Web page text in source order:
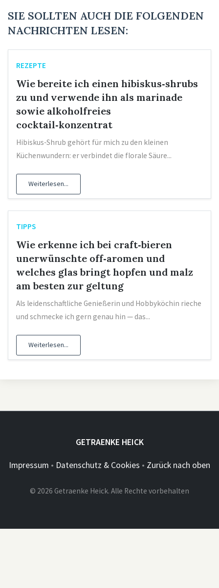
SIE SOLLTEN AUCH DIE FOLGENDEN
NACHRICHTEN LESEN:
REZEPTE
Wie bereite ich einen hibiskus‑shrubs
zu und verwende ihn als marinade
sowie alkoholfreies
cocktail‑konzentrat
Hibiskus‑Shrub gehört für mich zu den kleinen
Küchenwundern: er verbindet die florale Säure...
Weiterlesen...
TIPPS
Wie erkenne ich bei craft‑bieren
unerwünschte off‑aromen und
welches glas bringt hopfen und malz
am besten zur geltung
Als leidenschaftliche Genießerin und Hobbyköchin rieche
und schmecke ich gern genau hin — das...
Weiterlesen...
GETRAENKE HEICK
Impressum • Datenschutz & Cookies • Zurück nach oben
© 2026 Getraenke Heick. Alle Rechte vorbehalten